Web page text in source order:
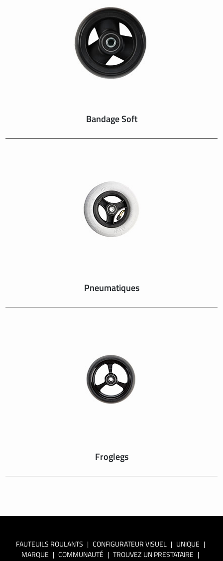
Bandage Soft
Pneumatiques
Froglegs
FAUTEUILS ROULANTS | CONFIGURATEUR VISUEL | UNIQUE |
MARQUE | COMMUNAUTÉ | TROUVEZ UN PRESTATAIRE |